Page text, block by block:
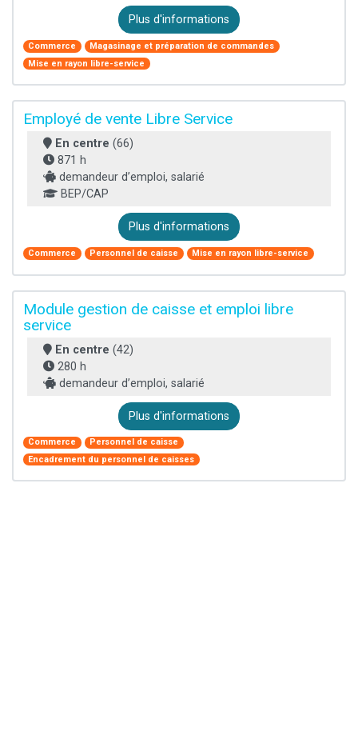
Plus d'informations
Commerce
Magasinage et préparation de commandes
Mise en rayon libre-service
Employé de vente Libre Service
En centre (66)
871 h
demandeur d’emploi, salarié
BEP/CAP
Plus d'informations
Commerce Personnel de caisse Mise en rayon libre-service
Module gestion de caisse et emploi libre
service
En centre (42)
280 h
demandeur d’emploi, salarié
Plus d'informations
Commerce
Personnel de caisse
Encadrement du personnel de caisses